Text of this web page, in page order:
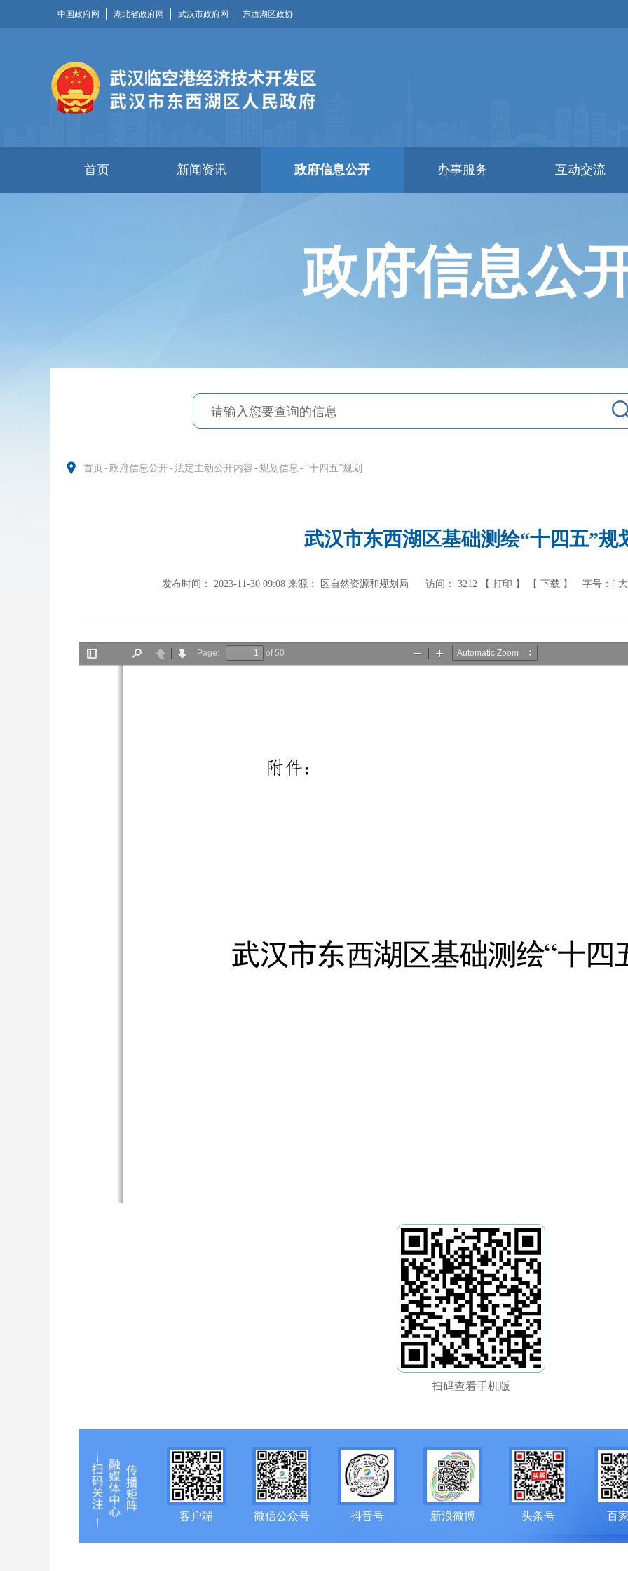
中国政府网 湖北省政府网 武汉市政府网 东西湖区政协
首页 新闻资讯 政府信息公开 办事服务 互动交流
政府信息公
首页 - 政府信息公开- 法定主动公开内容 - 规划信息 - “十四五”规划
武汉市东西湖区基础测绘“十四五”规
发布时间： 2023-11-30 09:08 来源： 区自然资源和规划局 访问： 3212 【 打印 】 【 下载 】 字号：[ 大
扫码查看手机版
客户端 微信公众号 抖音号 新浪微博 头条号 百